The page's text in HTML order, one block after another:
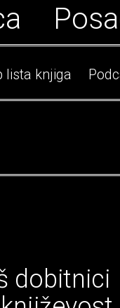
lista knjiga
dobitnici